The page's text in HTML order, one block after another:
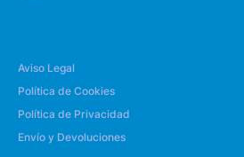
Aviso Legal
Política de Cookies
Política de Privacidad
Envío y Devoluciones